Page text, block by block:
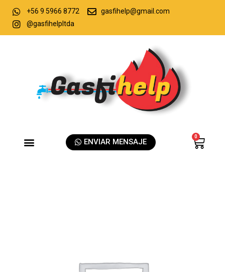
+56 9 5966 8772
gasfihelp@gmail.com
@gasfihelpltda
ENVIAR MENSAJE
0